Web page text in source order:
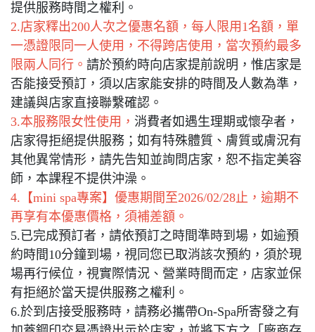
提供服務時間之權利。
2.店家釋出200人次之優惠名額，每人限用1名額，單
一憑證限同一人使用，不得跨店使用，當次預約最多
限兩人同行。 請於預約時向店家提前說明，惟店家是
否能接受預訂，須以店家能安排的時間及人數為準，
建議與店家直接聯繫確認。
3.本服務限女性使用， 消費者如遇生理期或懷孕者，
店家得拒絕提供服務；如有特殊體質、膚質或膚況有
其他異常情形，請先告知並詢問店家，恕不指定美容
師，本課程不提供沖澡。
4.【mini spa專案】優惠期間至2026/02/28止，逾期不
再享有本優惠價格，須補差額。
5.已完成預訂者，請依預訂之時間準時到場，如逾預
約時間10分鐘到場，視同您已取消該次預約，須於現
場再行候位，視實際情況、營業時間而定，店家並保
有拒絕於當天提供服務之權利。
6.於到店接受服務時，請務必攜帶On-Spa所寄發之有